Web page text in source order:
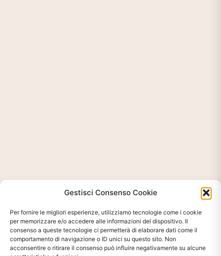
Gestisci Consenso Cookie
Per fornire le migliori esperienze, utilizziamo tecnologie come i cookie
per memorizzare e/o accedere alle informazioni del dispositivo. Il
consenso a queste tecnologie ci permetterà di elaborare dati come il
comportamento di navigazione o ID unici su questo sito. Non
acconsentire o ritirare il consenso può influire negativamente su alcune